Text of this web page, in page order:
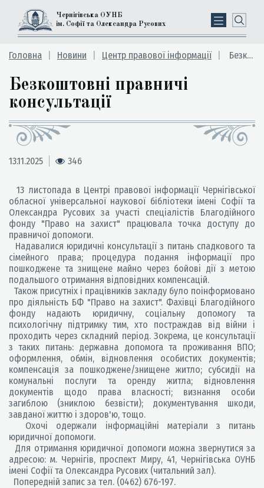
Чернігівська ОУНБ
ім. Софії та Олександра Русових
Головна Новини Центр правової інформації Безкоштовні правничі консультації
Безкоштовні правничі
консультації
13.11.2025 346
13 листопада в Центрі правової інформації Чернігівської
обласної універсальної наукової бібліотеки імені Софії та
Олександра Русових за участі спеціалістів Благодійного
фонду "Право на захист" працювала точка доступу до
правничої допомоги.
Надавалися юридичні консультації з питань спадкового та
сімейного права; процедура подання інформації про
пошкоджене та знищене майно через бойові дії з метою
подальшого отримання відповідних компенсацій.
Також присутніх і працівників закладу було поінформовано
про діяльність БФ "Право на захист". Фахівці Благодійного
фонду надають юридичну, соціальну допомогу та
психологічну підтримку тим, хто постраждав від війни і
проходить через складний період. Зокрема, це консультації
з таких питань: державна допомога та проживання ВПО;
оформлення, обмін, відновлення особистих документів;
компенсація за пошкоджене/знищене житло; субсидії на
комунальні послуги та оренду житла; відновлення
документів щодо права власності; визнання особи
загиблою (зниклою безвісти); документування шкоди,
завданої життю і здоров'ю, тощо.
Охочі одержали інформаційні матеріали з питань
юридичної допомоги.
Для отримання юридичної допомоги можна звернутися за
адресою: м. Чернігів, проспект Миру, 41, Чернігівська ОУНБ
імені Софії та Олександра Русових (читальний зал).
Попередній запис за тел. (0462) 676-197.